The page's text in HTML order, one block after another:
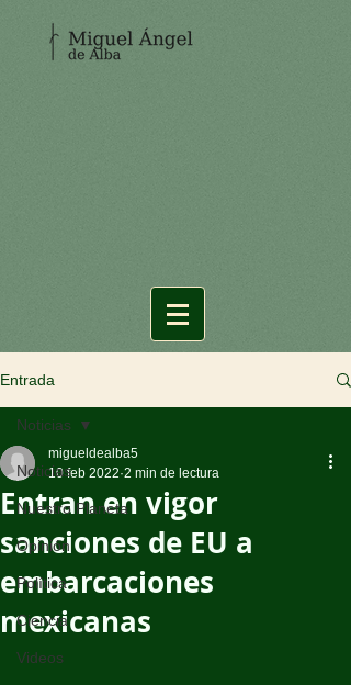
Entrada
Noticias
Nuestro Planeta
Opinión
Política
Ciencia
Videos
Noticias
Entran en vigor
sanciones de EU a
embarcaciones
mexicanas
migueldealba5
10 feb 2022 2 min de lectura